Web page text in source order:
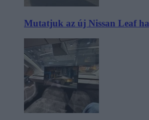
Mutatjuk az új Nissan Leaf